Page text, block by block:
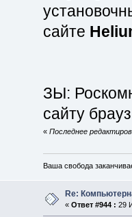
сайте
ЗЫ:
сайту
« Последнее
Ваша свобода
Re:
« Ответ #944 : 29